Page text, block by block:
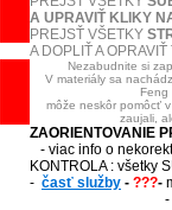
A UPRAVIŤ KLIKY
PREJSŤ VŠETKY
A DOPLIŤ A
Nezabudnite si
V materiály sa
Feng
môže neskôr pomôcť
zaujali,
ZAORIENTOVANIE
- viac info o
KONTROLA : všetky
- časť služby - ???-
- ako to